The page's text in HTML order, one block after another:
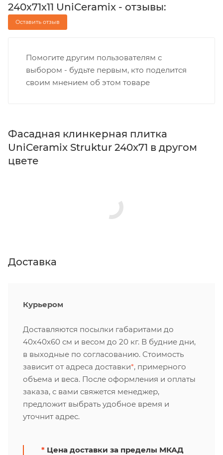
240х71х11 UniCeramix - отзывы:
Оставить отзыв
Помогите другим пользователям с
выбором - будьте первым, кто поделится
своим мнением об этом товаре
Фасадная клинкерная плитка
UniCeramix Struktur 240x71 в другом
цвете
Доставка
Курьером
Доставляются посылки габаритами до
40х40х60 см и весом до 20 кг. В будние дни,
в выходные по согласованию. Стоимость
зависит от адреса доставки*, примерного
объема и веса. После оформления и оплаты
заказа, с вами свяжется менеджер,
предложит выбрать удобное время и
уточнит адрес.
* Цена доставки за пределы МКАД